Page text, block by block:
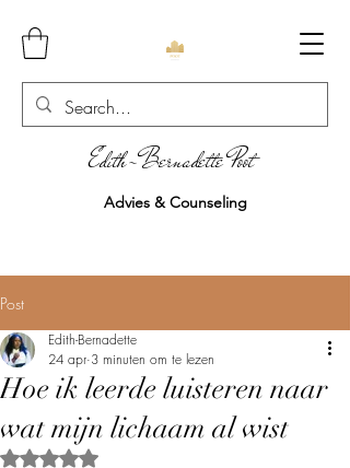
Edith-Bernadette Poot
Advies & Counseling
Post
Hoe ik leerde luisteren naar
wat mijn lichaam al wist
Edith-Bernadette
24 apr 3 minuten om te lezen
Beoordeeld met NaN uit 5 sterren.